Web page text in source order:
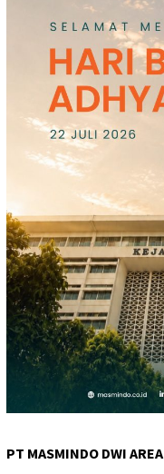
PT MASMINDO DWI AREA